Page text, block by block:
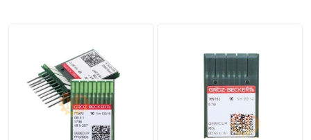
điểm lỗi chuẩn
05/08/2026 10:52 AM
Cách lắp kim máy vắt sổ đúng chiều tránh
bỏ mũi
03/08/2026 10:22 AM